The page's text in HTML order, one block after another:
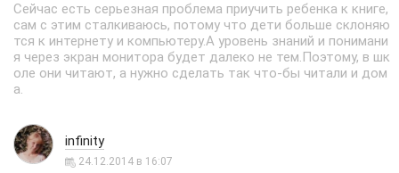
Сейчас есть серьезная проблема приучить ребенка к книге,
сам с этим сталкиваюсь, потому что дети больше склоняю
тся к интернету и компьютеру.А уровень знаний и понимани
я через экран монитора будет далеко не тем.Поэтому, в шк
оле они читают, а нужно сделать так что-бы читали и дом
а.
infinity
24.12.2014 в 16:07